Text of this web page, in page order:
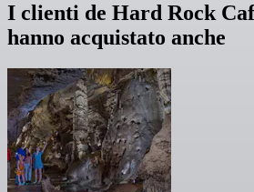
I clienti de Hard Rock
hanno acquistato anche